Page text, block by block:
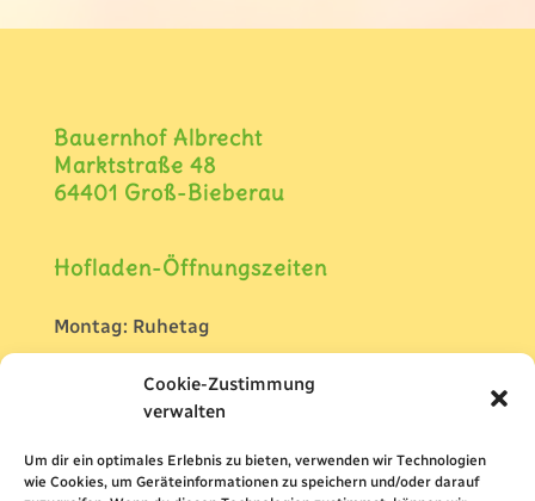
Cookie-Zustimmung
verwalten
Um dir ein optimales Erlebnis zu bieten, verwenden wir Technologien
wie Cookies, um Geräteinformationen zu speichern und/oder darauf
Bauernhof Albrecht
Marktstraße 48
64401 Groß-Bieberau
Hofladen-Öffnungszeiten
Montag: Ruhetag
Dienstag, Donnerstag u. Freitag:
09:00 – 12:30 Uhr und 14:30 -18:00 Uhr
09:00 – 12:30 Uhr